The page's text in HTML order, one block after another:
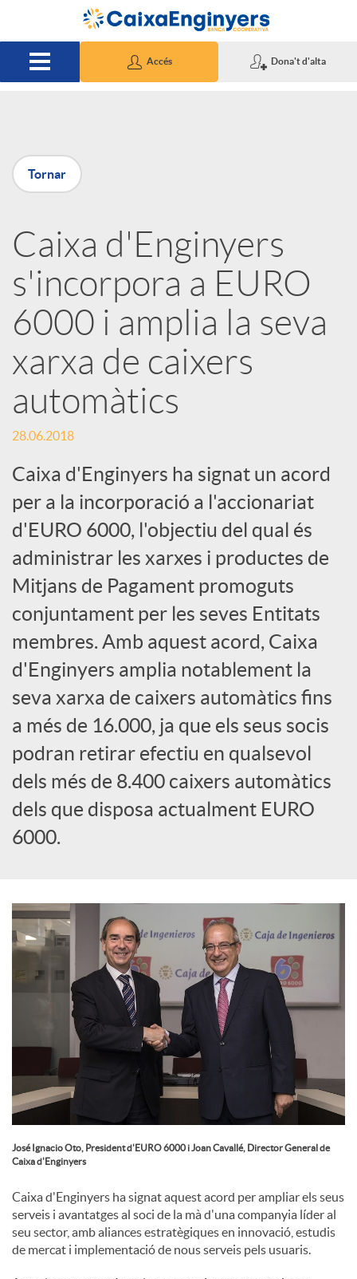
Salta al contingut principal
Accés Dona't d'alta
P
u
b
l
i
c
d
o
r
d
e
c
o
t
i
g
u
t
s
Tornar
Caixa d'Enginyers
s'incorpora a EURO
6000 i amplia la seva
xarxa de caixers
automàtics
28.06.2018
Caixa d'Enginyers ha signat un acord
per a la incorporació a l'accionariat
d'EURO 6000, l'objectiu del qual és
administrar les xarxes i productes de
Mitjans de Pagament promoguts
conjuntament per les seves Entitats
membres. Amb aquest acord, Caixa
d'Enginyers amplia notablement la
seva xarxa de caixers automàtics fins
a més de 16.000, ja que els seus socis
podran retirar efectiu en qualsevol
dels més de 8.400 caixers automàtics
dels que disposa actualment EURO
6000.
José Ignacio Oto, President d'EURO 6000 i Joan Cavallé, Director General de
Caixa d'Enginyers
Caixa d'Enginyers ha signat aquest acord per ampliar els seus
serveis i avantatges al soci de la mà d'una companyia líder al
seu sector, amb aliances estratègiques en innovació, estudis
de mercat i implementació de nous serveis pels usuaris.